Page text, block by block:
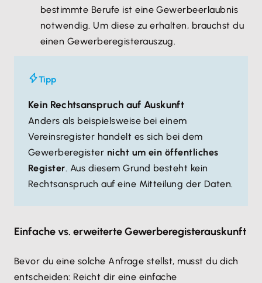
bestimmte Berufe ist eine Gewerbeerlaubnis
notwendig. Um diese zu erhalten, brauchst du
einen Gewerberegisterauszug.
Tipp
Kein Rechtsanspruch auf Auskunft
Anders als beispielsweise bei einem
Vereinsregister handelt es sich bei dem
Gewerberegister nicht um ein öffentliches
Register. Aus diesem Grund besteht kein
Rechtsanspruch auf eine Mitteilung der Daten.
Einfache vs. erweiterte Gewerberegisterauskunft
Bevor du eine solche Anfrage stellst, musst du dich
entscheiden: Reicht dir eine einfache